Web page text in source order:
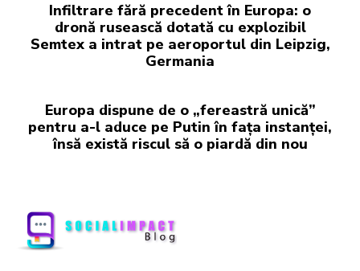
Infiltrare fără precedent în Europa: o
dronă rusească dotată cu explozibil
Semtex a intrat pe aeroportul din Leipzig,
Germania
Europa dispune de o „fereastră unică”
pentru a-l aduce pe Putin în fața instanței,
însă există riscul să o piardă din nou